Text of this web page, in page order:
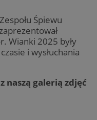
Śpiewu
Wianki 2025 były
i wysłuchania
naszą galerią zdjęć